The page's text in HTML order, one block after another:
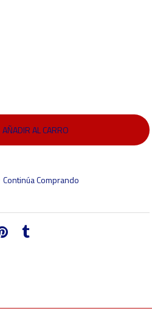
Continúa Comprando